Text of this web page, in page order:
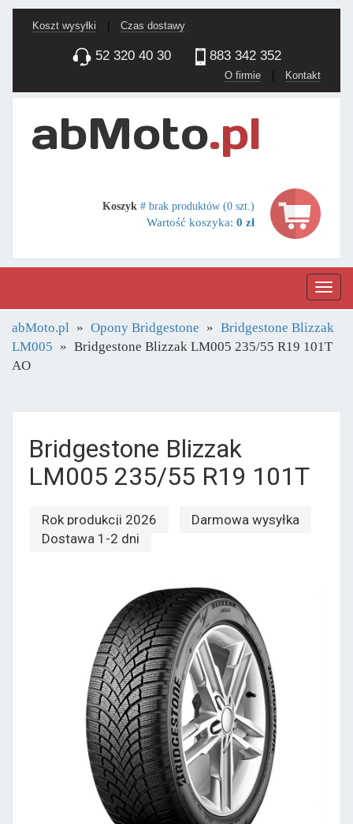
Koszt wysyłki Czas dostawy
52 320 40 30 883 342 352
O firmie | Kontakt
Koszyk # brak produktów (0 szt.)
Wartość koszyka: 0 zł
abMoto.pl Opony Bridgestone
Bridgestone Blizzak
LM005
Bridgestone Blizzak LM005 235/55 R19 101T
AO
Bridgestone Blizzak
LM005 235/55 R19 101T
Rok produkcji 2026
Darmowa wysyłka
Dostawa 1-2 dni